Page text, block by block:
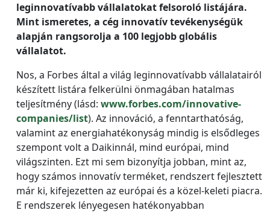
leginnovatívabb vállalatokat felsoroló listájára.
Mint ismeretes, a cég innovatív tevékenységük
alapján rangsorolja a 100 legjobb globális
vállalatot.
Nos, a Forbes által a világ leginnovatívabb vállalatairól
készített listára felkerülni önmagában hatalmas
teljesítmény (lásd: www.forbes.com/innovative-
companies/list). Az innováció, a fenntarthatóság,
valamint az energiahatékonyság mindig is elsődleges
szempont volt a Daikinnál, mind európai, mind
világszinten. Ezt mi sem bizonyítja jobban, mint az,
hogy számos innovatív terméket, rendszert fejlesztett
már ki, kifejezetten az európai és a közel-keleti piacra.
E rendszerek lényegesen hatékonyabban